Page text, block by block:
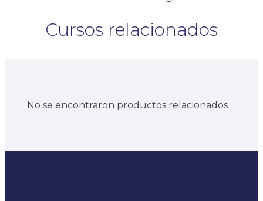
Cursos relacionados
No se encontraron productos relacionados